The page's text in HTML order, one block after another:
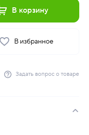
В корзину
В избранное
Задать вопрос о товаре